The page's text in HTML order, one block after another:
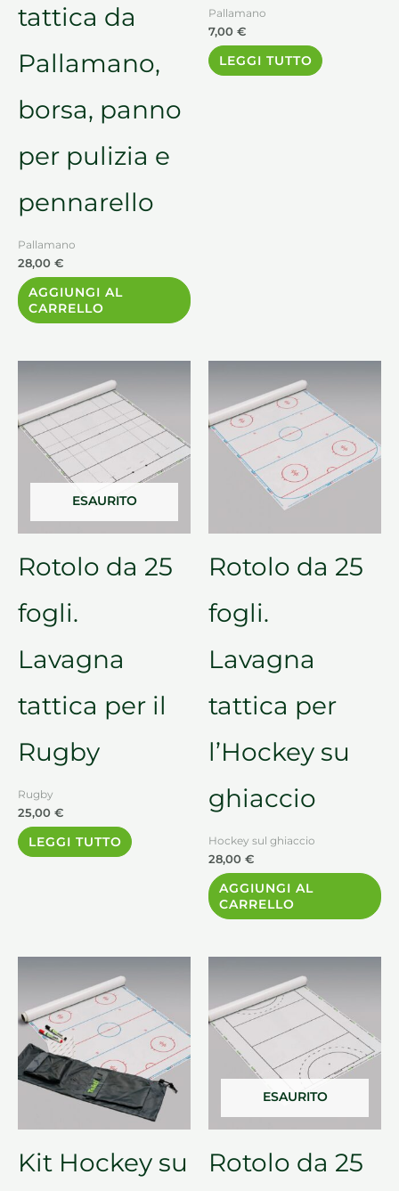
tattica da
Pallamano,
borsa, panno
per pulizia e
pennarello
Pallamano
28,00 €
AGGIUNGI AL
CARRELLO
Pallamano
7,00 €
LEGGI TUTTO
ESAURITO
Rotolo da 25
fogli.
Lavagna
tattica per il
Rugby
Rugby
25,00 €
LEGGI TUTTO
Rotolo da 25
fogli.
Lavagna
tattica per
l’Hockey su
ghiaccio
Hockey sul ghiaccio
28,00 €
AGGIUNGI AL
CARRELLO
Kit Hockey su
ESAURITO
Rotolo da 25